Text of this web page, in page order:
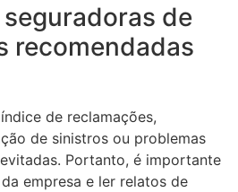
de
recomendadas
de reclamações,
de sinistros ou problemas
Portanto, é importante
empresa e ler relatos de